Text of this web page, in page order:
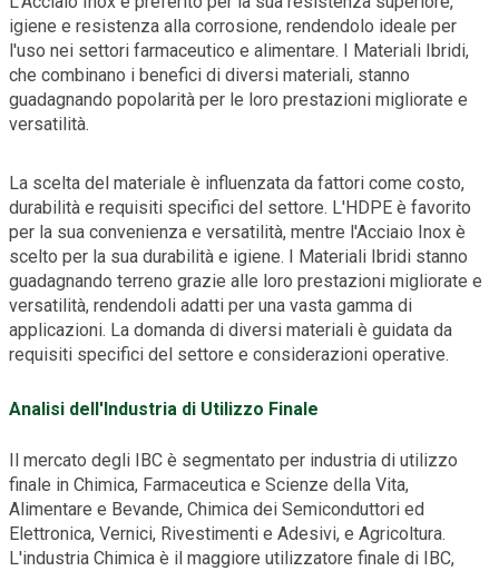
igiene e resistenza alla corrosione, rendendolo ideale per
l'uso nei settori farmaceutico e alimentare. I Materiali Ibridi,
che combinano i benefici di diversi materiali, stanno
guadagnando popolarità per le loro prestazioni migliorate e
versatilità.
La scelta del materiale è influenzata da fattori come costo,
durabilità e requisiti specifici del settore. L'HDPE è favorito
per la sua convenienza e versatilità, mentre l'Acciaio Inox è
scelto per la sua durabilità e igiene. I Materiali Ibridi stanno
guadagnando terreno grazie alle loro prestazioni migliorate e
versatilità, rendendoli adatti per una vasta gamma di
applicazioni. La domanda di diversi materiali è guidata da
requisiti specifici del settore e considerazioni operative.
Analisi dell'Industria di Utilizzo Finale
Il mercato degli IBC è segmentato per industria di utilizzo
finale in Chimica, Farmaceutica e Scienze della Vita,
Alimentare e Bevande, Chimica dei Semiconduttori ed
Elettronica, Vernici, Rivestimenti e Adesivi, e Agricoltura.
L'industria Chimica è il maggiore utilizzatore finale di IBC,